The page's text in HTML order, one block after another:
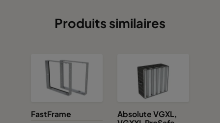
Produits similaires
FastFrame
Absolute VGXL,